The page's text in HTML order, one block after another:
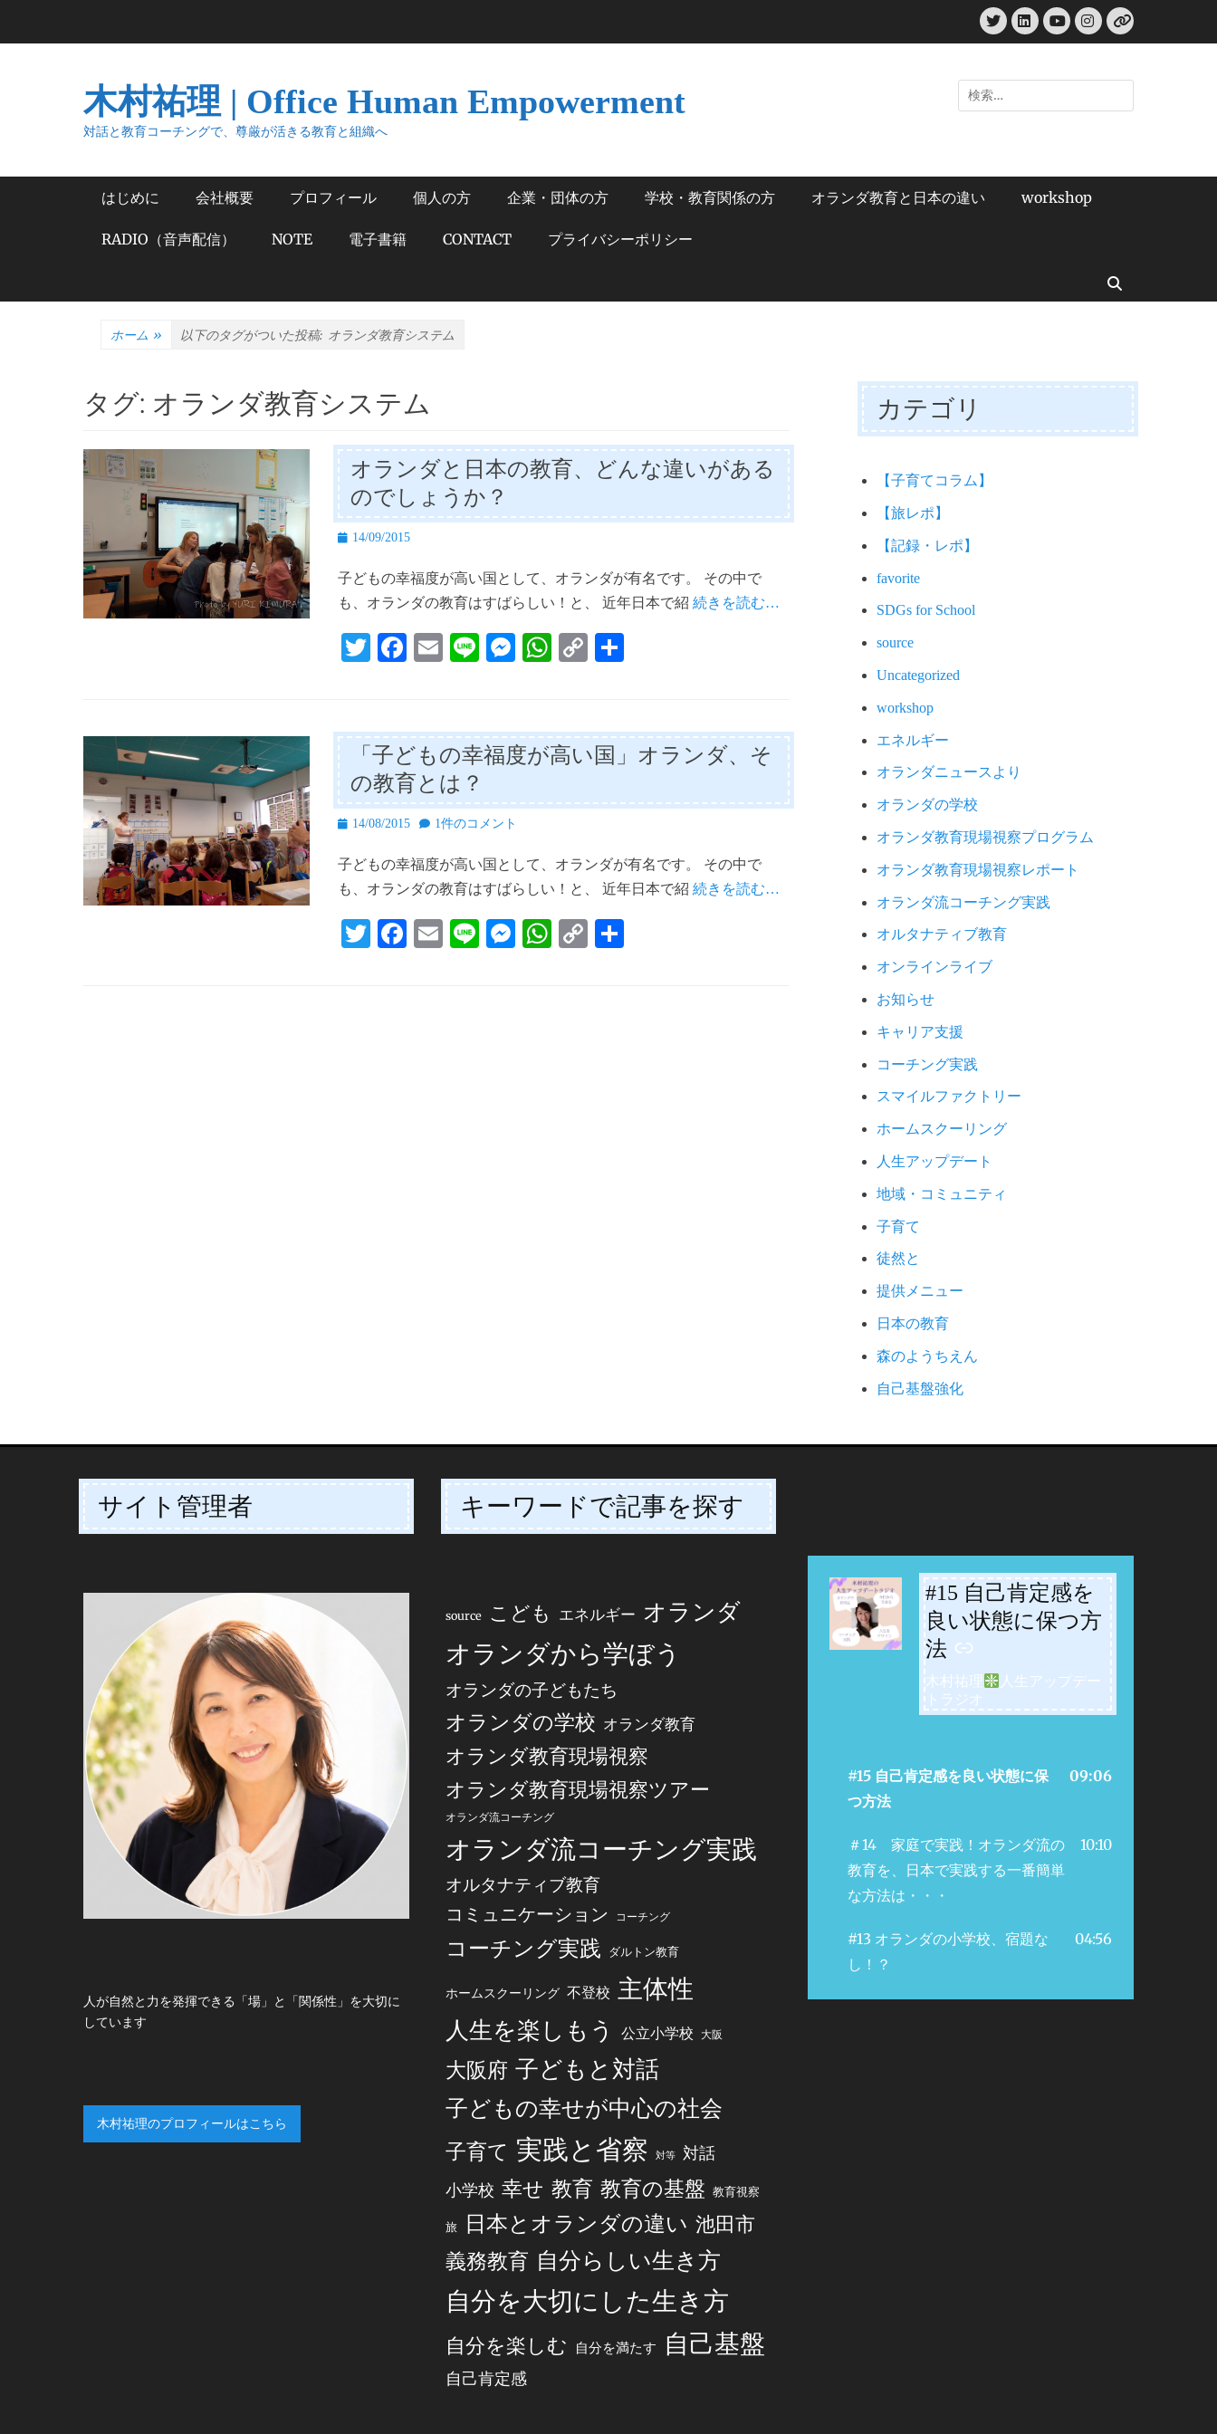
キ
TwitterLinkedIn
YouTube
Instagram
リ
ン
木村祐理 | Office Human Empowerment
対話と教育コーチングで、尊厳が活きる教育と組織へ
検
索:
メインメニュー
はじめに 会社概要 プロフィール 個人の方 企業・団体の方 学校・教育関係の方 オランダ教育と日本の違い workshop
RADIO（音声配信） NOTE 電子書籍 CONTACT プライバシーポリシー
ホーム » 以下のタグがついた投稿: オランダ教育システム
タグ: オランダ教育システム
オランダと日本の教育、どんな違いがある
のでしょうか？
投
日
14/09/2015
子どもの幸福度が高い国として、オランダが有名です。 その中で
も、オランダの教育はすばらしい！と、 近年日本で紹 続きを読む…
T
r
Fa
ok
E Li M
ng
er
W
A
pp
C
Li
nk
共
「子どもの幸福度が高い国」オランダ、そ
の教育とは？
投
日
14/08/2015 1件のコメント
子どもの幸福度が高い国として、オランダが有名です。 その中で
も、オランダの教育はすばらしい！と、 近年日本で紹 続きを読む…
T
Fa E
Li
M
W
C
カテゴリ
【子育てコラム】
【旅レポ】
【記録・レポ】
favorite
SDGs for School
source
Uncategorized
workshop
エネルギー
オランダニュースより
オランダの学校
オランダ教育現場視察プログラム
オランダ教育現場視察レポート
オランダ流コーチング実践
オルタナティブ教育
オンラインライブ
お知らせ
キャリア支援
コーチング実践
スマイルファクトリー
ホームスクーリング
人生アップデート
地域・コミュニティ
子育て
徒然と
提供メニュー
日本の教育
森のようちえん
自己基盤強化
サイト管理者
人が自然と力を発揮できる「場」と「関係性」を大切に
しています
木村祐理のプロフィールはこちら
キーワードで記事を探す
source こども エネルギー オランダ
オランダから学ぼう
オランダの子どもたち
オランダの学校 オランダ教育
オランダ教育現場視察
オランダ教育現場視察ツアー
オランダ流コーチング
オランダ流コーチング実践
オルタナティブ教育
コミュニケーション コーチング
コーチング実践 ダルトン教育
ホームスクーリング 不登校 主体性
人生を楽しもう 公立小学校 大阪
大阪府 子どもと対話
子どもの幸せが中心の社会
子育て 実践と省察 対等 対話
小学校 幸せ 教育 教育の基盤 教育視察
旅 日本とオランダの違い 池田市
義務教育 自分らしい生き方
自分を大切にした生き方
自分を楽しむ 自分を満たす 自己基盤
自己肯定感
#15 自己肯定感を
良い状態に保つ方
法
-
木村祐理
人生アップデー
トラジオ
#15 自己肯定感を良い状態に保
つ方法
09:06
＃14 家庭で実践！オランダ流の
教育を、日本で実践する一番簡単
な方法は・・・
10:10
#13 オランダの小学校、宿題な
し！？
04:56